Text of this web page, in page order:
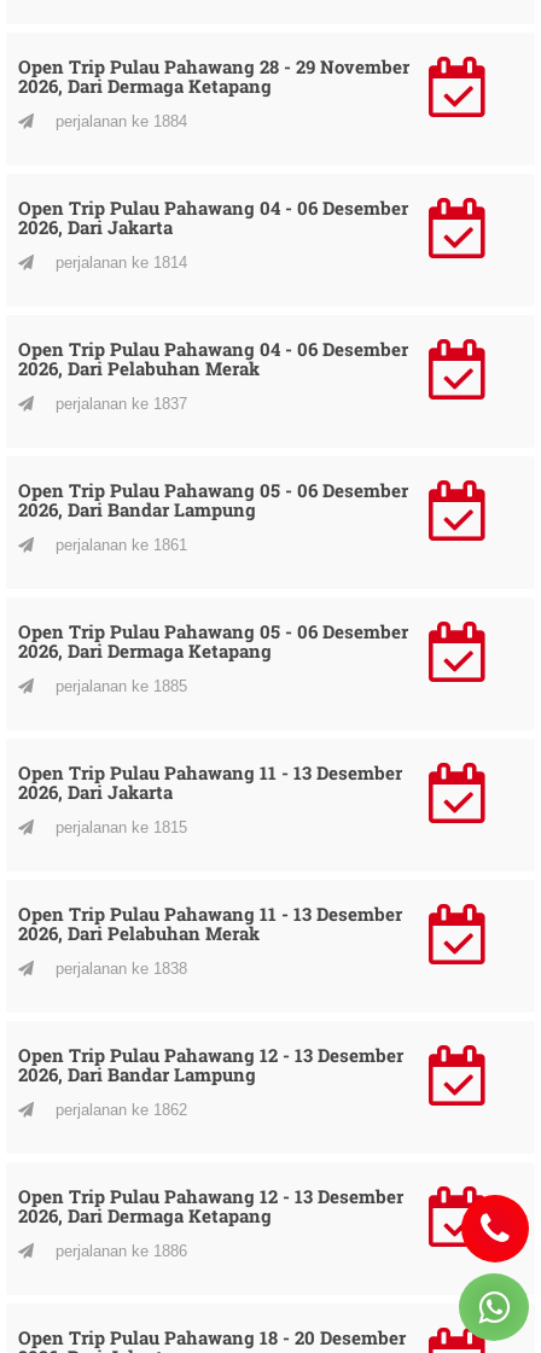
Open Trip Pulau Pahawang 28 - 29 November
2026, Dari Dermaga Ketapang
perjalanan ke 1884
Open Trip Pulau Pahawang 04 - 06 Desember
2026, Dari Jakarta
perjalanan ke 1814
Open Trip Pulau Pahawang 04 - 06 Desember
2026, Dari Pelabuhan Merak
perjalanan ke 1837
Open Trip Pulau Pahawang 05 - 06 Desember
2026, Dari Bandar Lampung
perjalanan ke 1861
Open Trip Pulau Pahawang 05 - 06 Desember
2026, Dari Dermaga Ketapang
perjalanan ke 1885
Open Trip Pulau Pahawang 11 - 13 Desember
2026, Dari Jakarta
perjalanan ke 1815
Open Trip Pulau Pahawang 11 - 13 Desember
2026, Dari Pelabuhan Merak
perjalanan ke 1838
Open Trip Pulau Pahawang 12 - 13 Desember
2026, Dari Bandar Lampung
perjalanan ke 1862
Open Trip Pulau Pahawang 12 - 13 Desember
2026, Dari Dermaga Ketapang
perjalanan ke 1886
Open Trip Pulau Pahawang 18 - 20 Desember